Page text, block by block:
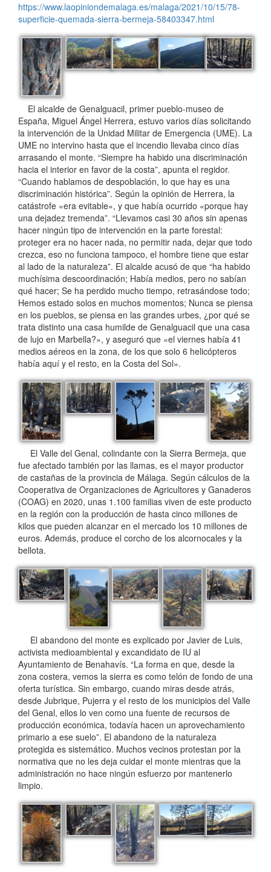
https://www.laopiniondemalaga.es/malaga/2021/10/15/78-
superficie-quemada-sierra-bermeja-58403347.html
El alcalde de Genalguacil, primer pueblo-museo de
España, Miguel Ángel Herrera, estuvo varios días solicitando
la intervención de la Unidad Militar de Emergencia (UME). La
UME no intervino hasta que el incendio llevaba cinco días
arrasando el monte. “Siempre ha habido una discriminación
hacia el interior en favor de la costa”, apunta el regidor.
“Cuando hablamos de despoblación, lo que hay es una
discriminación histórica”. Según la opinión de Herrera, la
catástrofe «era evitable», y que había ocurrido «porque hay
una dejadez tremenda”. “Llevamos casi 30 años sin apenas
hacer ningún tipo de intervención en la parte forestal:
proteger era no hacer nada, no permitir nada, dejar que todo
crezca, eso no funciona tampoco, el hombre tiene que estar
al lado de la naturaleza”. El alcalde acusó de que “ha habido
muchísima descoordinación; Había medios, pero no sabían
qué hacer; Se ha perdido mucho tiempo, retrasándose todo;
Hemos estado solos en muchos momentos; Nunca se piensa
en los pueblos, se piensa en las grandes urbes, ¿por qué se
trata distinto una casa humilde de Genalguacil que una casa
de lujo en Marbella?», y aseguró que «el viernes había 41
medios aéreos en la zona, de los que solo 6 helicópteros
había aquí y el resto, en la Costa del Sol».
El Valle del Genal, colindante con la Sierra Bermeja, que
fue afectado también por las llamas, es el mayor productor
de castañas de la provincia de Málaga. Según cálculos de la
Cooperativa de Organizaciones de Agricultores y Ganaderos
(COAG) en 2020, unas 1.100 familias viven de este producto
en la región con la producción de hasta cinco millones de
kilos que pueden alcanzar en el mercado los 10 millones de
euros. Además, produce el corcho de los alcornocales y la
bellota.
El abandono del monte es explicado por Javier de Luis,
activista medioambiental y excandidato de IU al
Ayuntamiento de Benahavís. “La forma en que, desde la
zona costera, vemos la sierra es como telón de fondo de una
oferta turística. Sin embargo, cuando miras desde atrás,
desde Jubrique, Pujerra y el resto de los municipios del Valle
del Genal, ellos lo ven como una fuente de recursos de
producción económica, todavía hacen un aprovechamiento
primario a ese suelo”. El abandono de la naturaleza
protegida es sistemático. Muchos vecinos protestan por la
normativa que no les deja cuidar el monte mientras que la
administración no hace ningún esfuerzo por mantenerlo
limpio.